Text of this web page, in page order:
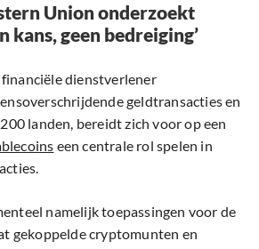
Union onderzoekt
kans, geen bedreiging’
dienstverlener
geldtransacties en
landen, bereidt zich voor op een
een centrale rol spelen in
namelijk toepassingen voor de
gekoppelde cryptomunten en